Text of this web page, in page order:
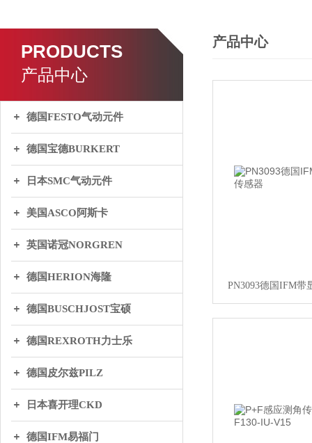
PRODUCTS
产品中心
德国FESTO气动元件
德国宝德BURKERT
日本SMC气动元件
美国ASCO阿斯卡
英国诺冠NORGREN
德国HERION海隆
德国BUSCHJOST宝硕
德国REXROTH力士乐
德国皮尔兹PILZ
日本喜开理CKD
德国IFM易福门
产品中心
PN3093德国IFM带